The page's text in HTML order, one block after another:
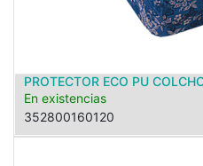
PROTECTOR ECO PU
En existencias
352800160120